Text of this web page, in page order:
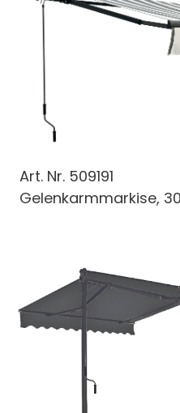
Art. Nr. 509191
Gelenkarmmarkise,